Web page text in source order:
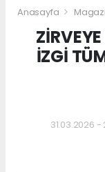
Anasayfa
İZGİ
31.03.2026 -